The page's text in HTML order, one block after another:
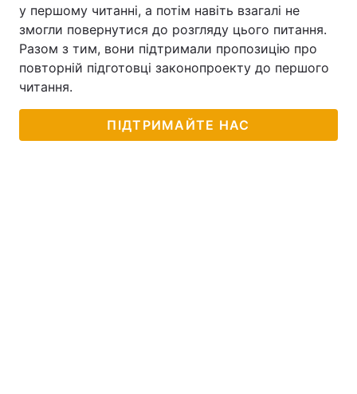
у першому читанні, а потім навіть взагалі не
змогли повернутися до розгляду цього питання.
Разом з тим, вони підтримали пропозицію про
повторній підготовці законопроекту до першого
читання.
ПІДТРИМАЙТЕ НАС